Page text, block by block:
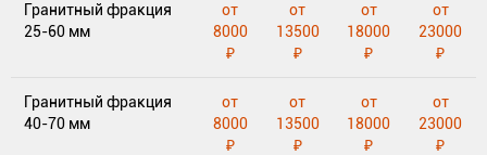
Гранитный фракция
25-60 мм
от
8000
₽
от
13500
₽
от
18000
₽
от
23000
₽
Гранитный фракция
40-70 мм
от
8000
₽
от
13500
₽
от
18000
₽
от
23000
₽